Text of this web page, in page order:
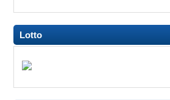
Lotto